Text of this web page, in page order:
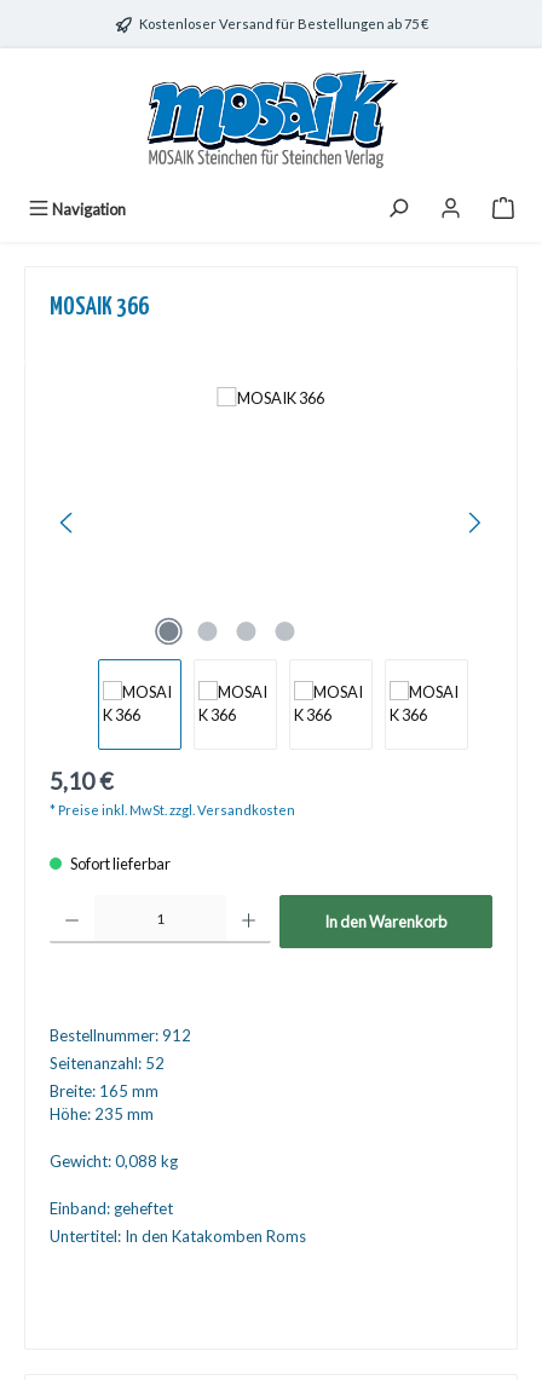
Zum Hauptinhalt springenKostenloser Versand für Bestellungen ab 75 €
Navigation
MOSAIK 366
5,10 €
* Preise inkl. MwSt. zzgl. Versandkosten
Sofort lieferbar
In den Warenkorb
Bestellnummer:912
Seitenanzahl: 52
Breite: 165 mm
Höhe: 235 mm
Gewicht:0,088 kg
Einband: geheftet
Untertitel: In den Katakomben Roms